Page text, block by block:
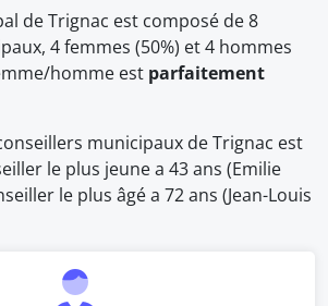
de Trignac est composé de 8
4 femmes (50%) et 4 hommes
homme est parfaitement
municipaux de Trignac est
le plus jeune a 43 ans (Emilie
le plus âgé a 72 ans (Jean-Louis